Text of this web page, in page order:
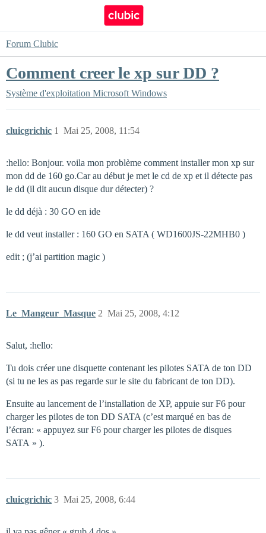
Forum Clubic
Comment creer le xp sur DD ?
Système d'exploitation Microsoft Windows
cluicgrichic Mai 25, 2008, 11:54
1
:hello: Bonjour. voila mon problème comment installer mon xp sur
mon dd de 160 go.Car au début je met le cd de xp et il détecte pas
le dd (il dit aucun disque dur détecter) ?
le dd déjà : 30 GO en ide
le dd veut installer : 160 GO en SATA ( WD1600JS-22MHB0 )
edit ; (j’ai partition magic )
Le_Mangeur_Masque Mai 25, 2008, 4:12
2
Salut, :hello:
Tu dois créer une disquette contenant les pilotes SATA de ton DD
(si tu ne les as pas regarde sur le site du fabricant de ton DD).
Ensuite au lancement de l’installation de XP, appuie sur F6 pour
charger les pilotes de ton DD SATA (c’est marqué en bas de
l’écran: « appuyez sur F6 pour charger les pilotes de disques
SATA » ).
cluicgrichic Mai 25, 2008, 6:44
3